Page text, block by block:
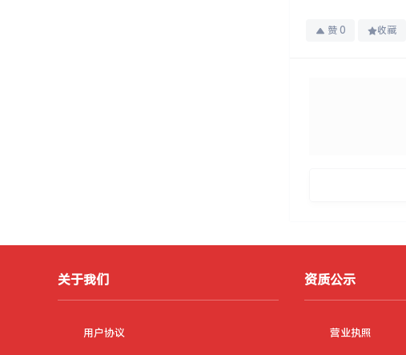
赞 0 收藏
关于我们
用户协议
资质公示
营业执照